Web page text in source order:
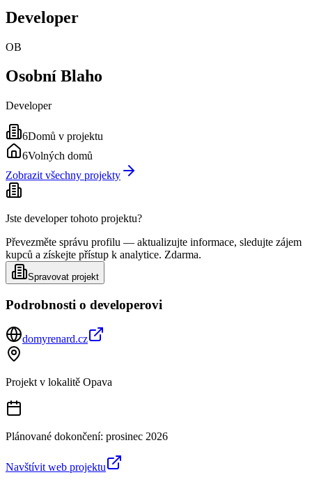
Developer
OB
Osobní Blaho
Developer
6Domů v projektu
6Volných domů
Zobrazit všechny projekty
Jste developer tohoto projektu?
Převezměte správu profilu — aktualizujte informace, sledujte zájem
kupců a získejte přístup k analytice. Zdarma.
Spravovat projekt
Podrobnosti o developerovi
domyrenard.cz
Projekt v lokalitě Opava
Plánované dokončení: prosinec 2026
Navštívit web projektu